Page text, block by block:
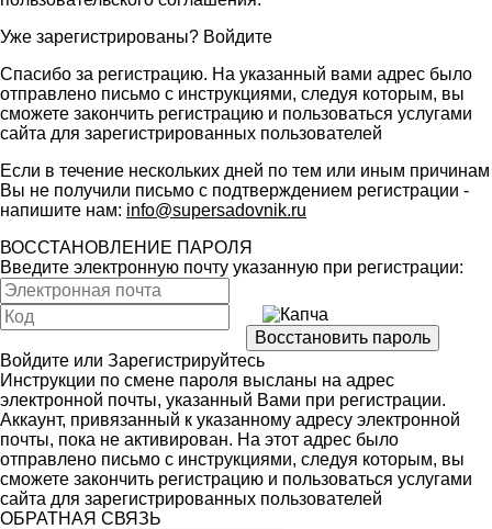
Уже зарегистрированы? Войдите
Спасибо за регистрацию. На указанный вами адрес было
отправлено письмо с инструкциями, следуя которым, вы
сможете закончить регистрацию и пользоваться услугами
сайта для зарегистрированных пользователей
Если в течение нескольких дней по тем или иным причинам
Вы не получили письмо с подтверждением регистрации -
напишите нам: info@supersadovnik.ru
ВОССТАНОВЛЕНИЕ ПАРОЛЯ
Введите электронную почту указанную при регистрации:
Войдите или Зарегистрируйтесь
Инструкции по смене пароля высланы на адрес
электронной почты, указанный Вами при регистрации.
Аккаунт, привязанный к указанному адресу электронной
почты, пока не активирован. На этот адрес было
отправлено письмо с инструкциями, следуя которым, вы
сможете закончить регистрацию и пользоваться услугами
сайта для зарегистрированных пользователей
ОБРАТНАЯ СВЯЗЬ